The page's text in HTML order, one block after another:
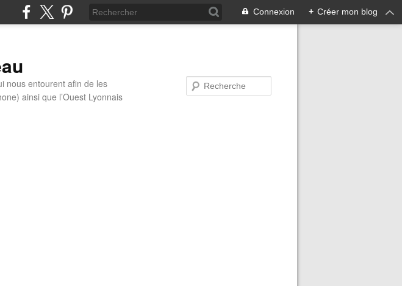
Connexion + Créer mon blog
nous entourent afin de les
ainsi que l’Ouest Lyonnais